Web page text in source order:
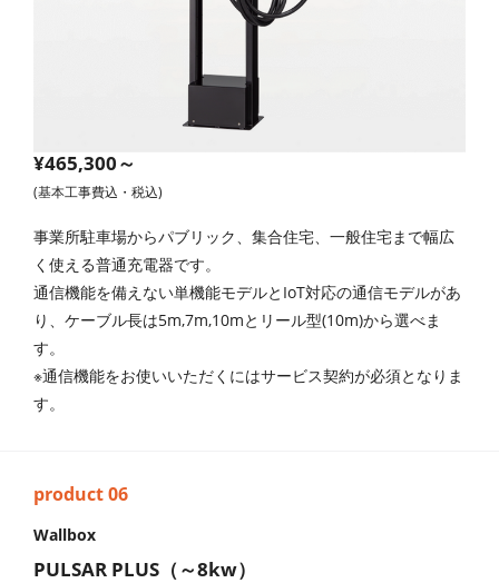
¥465,300～
(基本工事費込・税込)
事業所駐車場からパブリック、集合住宅、一般住宅まで幅広
く使える普通充電器です。
通信機能を備えない単機能モデルとIoT対応の通信モデルがあ
り、ケーブル長は5m,7m,10mとリール型(10m)から選べま
す。
※通信機能をお使いいただくにはサービス契約が必須となりま
す。
Wallbox
PULSAR PLUS（～8kw）